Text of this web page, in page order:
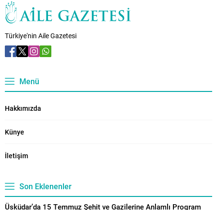
Türkiye'nin Aile Gazetesi
Menü
Hakkımızda
Künye
İletişim
Son Eklenenler
Üsküdar’da 15 Temmuz Şehit ve Gazilerine Anlamlı Program